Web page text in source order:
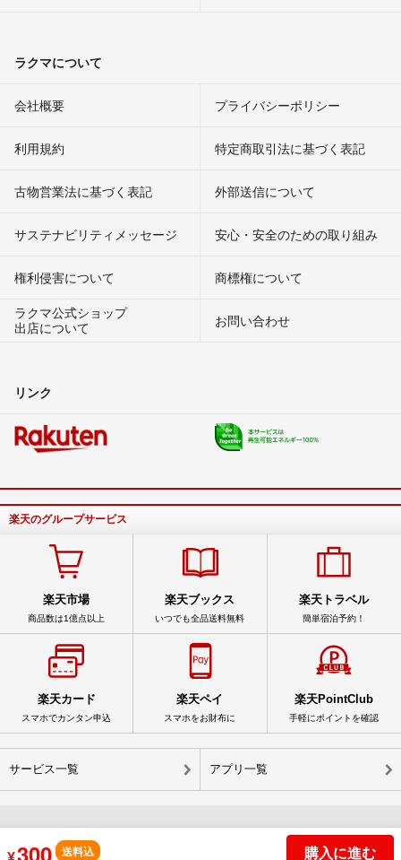
300 送料込 購入に進む
ラクマについて
会社概要 プライバシーポリシー
利用規約 特定商取引法に基づく表記
古物営業法に基づく表記 外部送信について
サステナビリティメッセージ 安心・安全のための取り組み
権利侵害について
商標権について
ラクマ公式ショップ
出店について
お問い合わせ
リンク
楽天のグループサービス
楽天市場
商品数は1億点以上
楽天ブックス
いつでも全品送料無料
楽天トラベル
簡単宿泊予約！
楽天カード
スマホでカンタン申込
楽天ペイ
スマホをお財布に
楽天PointClub
手軽にポイントを確認
サービス一覧 アプリ一覧